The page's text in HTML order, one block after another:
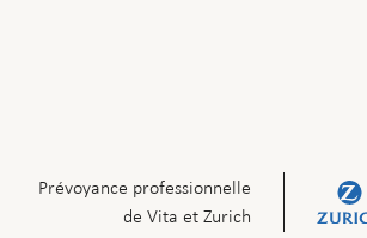
Prévoyance professionnelle
de Vita et Zurich